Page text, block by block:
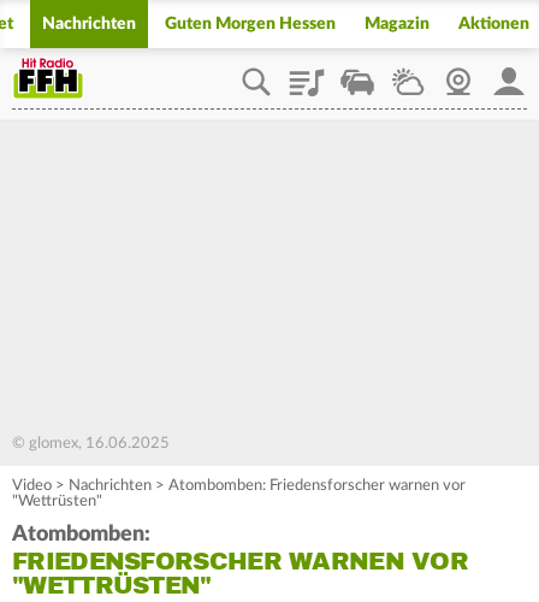
Nachrichten Guten Morgen Hessen Magazin Aktionen
PlaylistStaupilotWetterWebcam
© glomex, 16.06.2025
Video > Nachrichten > Atombomben: Friedensforscher warnen vor
"Wettrüsten"
Atombomben:
FRIEDENSFORSCHER WARNEN VOR
"WETTRÜSTEN"